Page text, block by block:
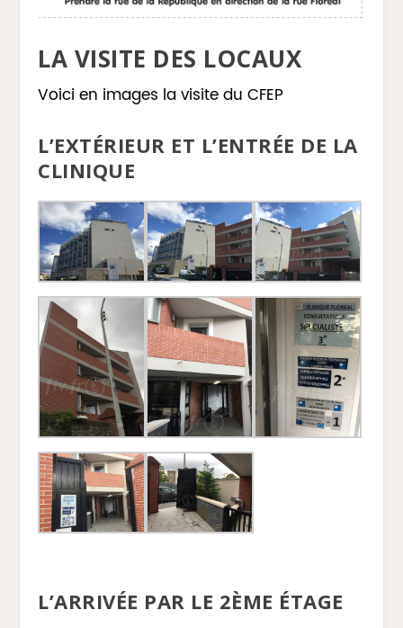
LA VISITE DES LOCAUX
Voici en images la visite du CFEP
L’EXTÉRIEUR ET L’ENTRÉE DE LA
CLINIQUE
L’ARRIVÉE PAR LE 2ÈME ÉTAGE